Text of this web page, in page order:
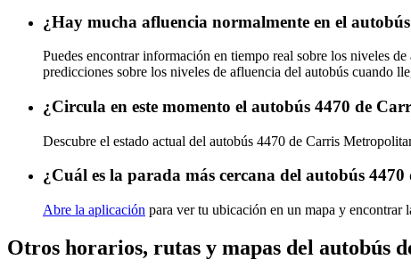
¿Hay mucha afluencia normalmente en el
Puedes encontrar información en tiempo real sobre los niveles
predicciones sobre los niveles de afluencia del autobús cuando
¿Circula en este momento el autobús 4470 de
Descubre el estado actual del autobús 4470 de Carris
¿Cuál es la parada más cercana del autobús
Abre la aplicación para ver tu ubicación en un mapa y encontrar
Otros horarios, rutas y mapas del autobús